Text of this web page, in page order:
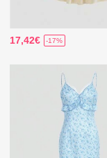
17,42€ -17%